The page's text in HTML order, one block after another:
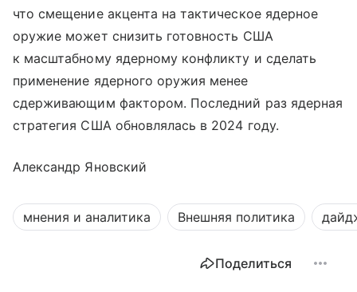
что смещение акцента на тактическое ядерное
оружие может снизить готовность США
к масштабному ядерному конфликту и сделать
применение ядерного оружия менее
сдерживающим фактором. Последний раз ядерная
стратегия США обновлялась в 2024 году.
Александр Яновский
мнения и аналитика Внешняя политика
Поделиться